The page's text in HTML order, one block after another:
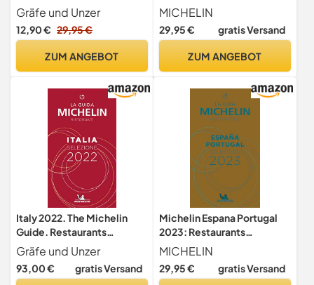
Restaurants (MICHELIN
Hotelführer)
Gräfe und Unzer
12,90 € 29,95 €
ZUM ANGEBOT
(MICHELIN Hotelführer)
MICHELIN
29,95 € gratis Versand
ZUM ANGEBOT
Italy 2022. The Michelin
Guide. Restaurants
Selection: Ristoranti
(MICHELIN Hotelführer)
Gräfe und Unzer
93,00 € gratis Versand
Michelin Espana Portugal
2023: Restaurants
(MICHELIN Hotelführer)
MICHELIN
29,95 € gratis Versand